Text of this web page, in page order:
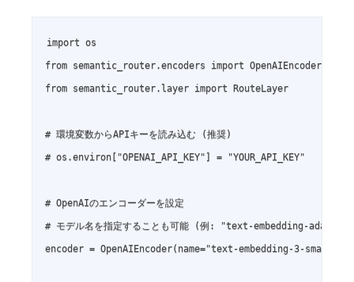
import os
from semantic_router.encoders import OpenAIEncoder
from semantic_router.layer import RouteLayer
# 環境変数からAPIキーを読み込む (推奨)
# os.environ["OPENAI_API_KEY"] = "YOUR_API_KEY"
# OpenAIのエンコーダーを設定
# モデル名を指定することも可能 (例: "text-embedding-ada-
encoder = OpenAIEncoder(name="text-embedding-3-small")